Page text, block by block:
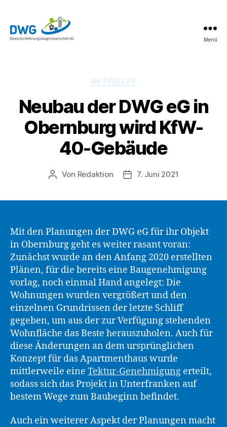
Menü
Kategorien
AKTUELLES
Neubau der DWG eG in
Obernburg wird KfW-
40-Gebäude
Beitragsautor
Von Redaktion Beitragsdatum
7. Juni 2021
Mit den Planungen der DWG eG für ihr Objekt
in Obernburg geht es weiter rasant voran:
Zunächst wurde an den Anfang 2020 erstellten
Plänen, für die bereits eine Baugenehmigung
vorlag, noch einmal Hand angelegt: Die
Wohnungen wurden vergrößert und den
einzelnen Grundrissen der letzte Schliff
gegeben, um aus der zur Verfügung stehenden
Wohnfläche das Beste herauszuholen. Auch für
diese Änderungen an dem ursprünglichen
Konzept für das Apartmenthaus wurde
mittlerweile eine Tektur-Genehmigung erteilt,
sodass sich das Projekt in Unterfranken auf
bestem Wege zum Baubeginn befindet.
Auch ein weiterer Aspekt der Planungen macht